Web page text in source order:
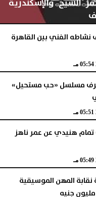
الشيخ والإسكندرية
الفني بين القاهرة
05:54 مـ
مسلسل «حب مستحيل»
05:51 مـ
تمام هنيدي عن عمر ناهز
05:49 مـ
المهن الموسيقية